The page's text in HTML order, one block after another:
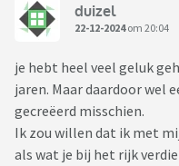
duizel
22-12-2024om 20:04
je hebt heel veel geluk
jaren. Maar daardoor wel
gecreëerd misschien.
Ik zou willen dat ik met
als wat je bij het rijk